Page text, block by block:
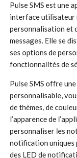
Pulse SMS est une
interface utilisateur
personnalisation et
messages. Elle se
ses options de
fonctionnalités de
Pulse SMS offre
personnalisable,
de thèmes, de
l’apparence de
personnaliser les
notification uniques
des LED de